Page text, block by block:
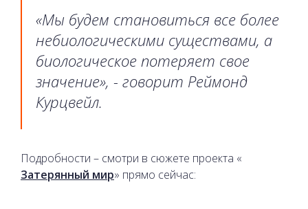
«Мы будем становиться все более
небиологическими существами, а
биологическое потеряет свое
значение», - говорит Реймонд
Курцвейл.
Подробности – смотри в сюжете проекта «
Затерянный мир» прямо сейчас: